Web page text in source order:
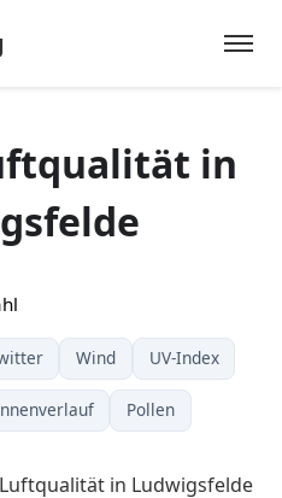
in
Wind UV-Index
Pollen
in Ludwigsfelde